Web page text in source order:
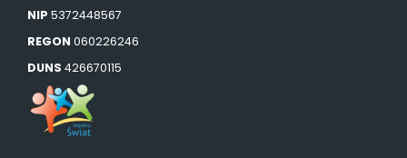
NIP 5372448567
REGON 060226246
DUNS 426670115